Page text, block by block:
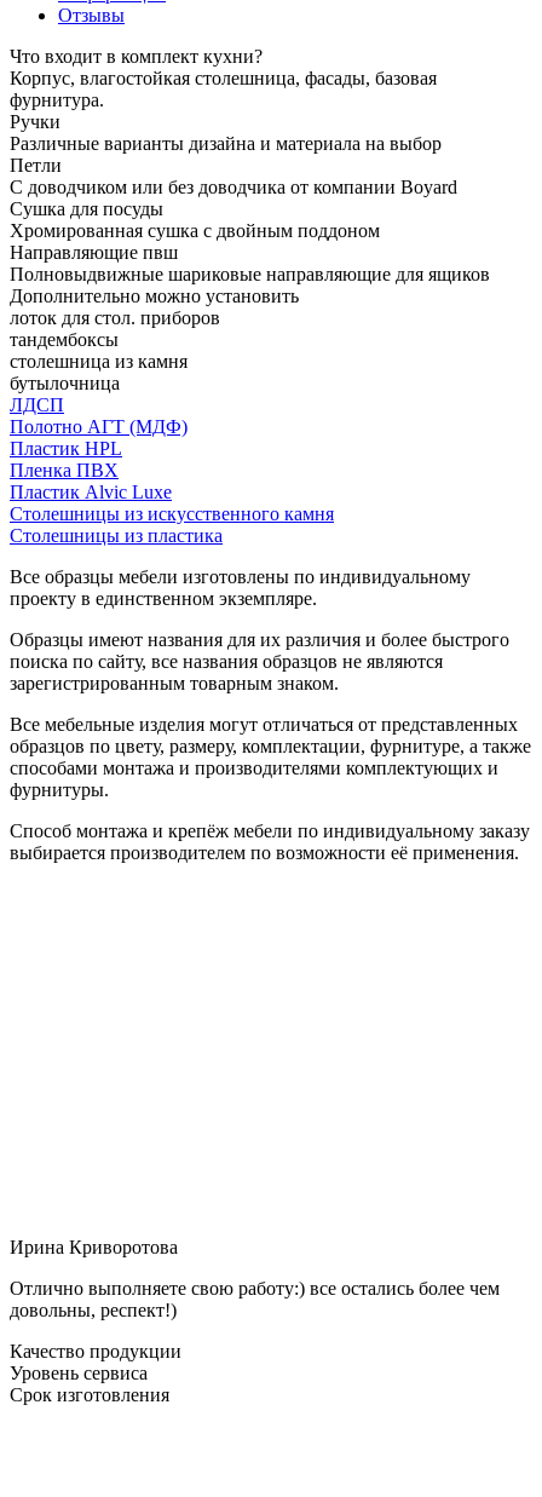
Отзывы
Что входит в комплект кухни?
Корпус, влагостойкая столешница, фасады, базовая
фурнитура.
Ручки
Различные варианты дизайна и материала на выбор
Петли
С доводчиком или без доводчика от компании Boyard
Сушка для посуды
Хромированная сушка с двойным поддоном
Направляющие пвш
Полновыдвижные шариковые направляющие для ящиков
Дополнительно можно установить
лоток для стол. приборов
тандембоксы
столешница из камня
бутылочница
ЛДСП
Полотно АГТ (МДФ)
Пластик HPL
Пленка ПВХ
Пластик Alvic Luxe
Столешницы из искусственного камня
Столешницы из пластика
Все образцы мебели изготовлены по индивидуальному
проекту в единственном экземпляре.
Образцы имеют названия для их различия и более быстрого
поиска по сайту, все названия образцов не являются
зарегистрированным товарным знаком.
Все мебельные изделия могут отличаться от представленных
образцов по цвету, размеру, комплектации, фурнитуре, а также
способами монтажа и производителями комплектующих и
фурнитуры.
Способ монтажа и крепёж мебели по индивидуальному заказу
выбирается производителем по возможности её применения.
Ирина Криворотова
Отлично выполняете свою работу:) все остались более чем
довольны, респект!)
Качество продукции
Уровень сервиса
Срок изготовления